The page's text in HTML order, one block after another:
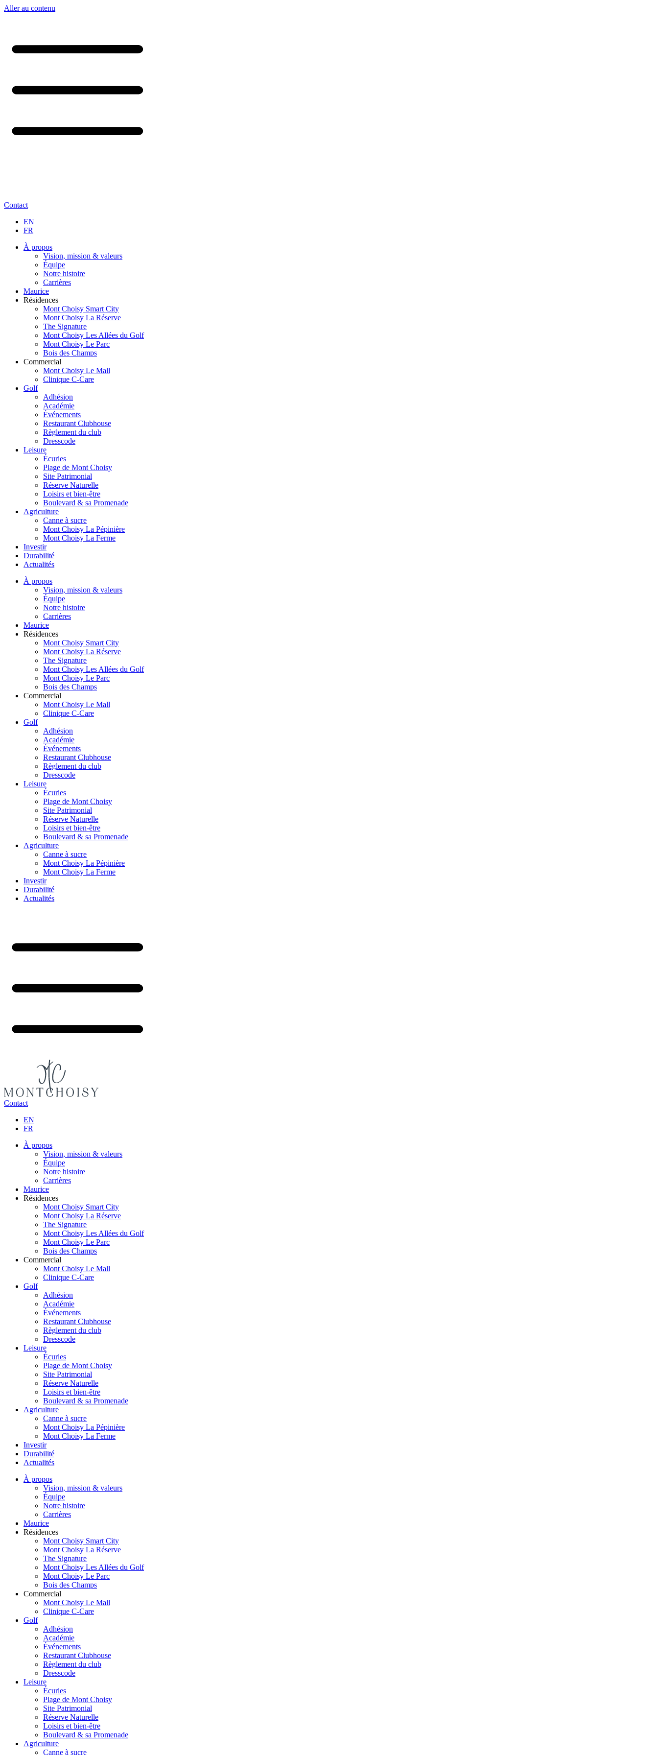
Aller au contenu
Contact
EN
FR
À propos
Vision, mission & valeurs
Équipe
Notre histoire
Carrières
Maurice
Résidences
Mont Choisy Smart City
Mont Choisy La Réserve
The Signature
Mont Choisy Les Allées du Golf
Mont Choisy Le Parc
Bois des Champs
Commercial
Mont Choisy Le Mall
Clinique C-Care
Golf
Adhésion
Académie
Événements
Restaurant Clubhouse
Règlement du club
Dresscode
Leisure
Écuries
Plage de Mont Choisy
Site Patrimonial
Réserve Naturelle
Loisirs et bien-être
Boulevard & sa Promenade
Agriculture
Canne à sucre
Mont Choisy La Pépinière
Mont Choisy La Ferme
Investir
Durabilité
Actualités
À propos
Vision, mission & valeurs
Équipe
Notre histoire
Carrières
Maurice
Résidences
Mont Choisy Smart City
Mont Choisy La Réserve
The Signature
Mont Choisy Les Allées du Golf
Mont Choisy Le Parc
Bois des Champs
Commercial
Mont Choisy Le Mall
Clinique C-Care
Golf
Adhésion
Académie
Événements
Restaurant Clubhouse
Règlement du club
Dresscode
Leisure
Écuries
Plage de Mont Choisy
Site Patrimonial
Réserve Naturelle
Loisirs et bien-être
Boulevard & sa Promenade
Agriculture
Canne à sucre
Mont Choisy La Pépinière
Mont Choisy La Ferme
Investir
Durabilité
Actualités
Contact
EN
FR
À propos
Vision, mission & valeurs
Équipe
Notre histoire
Carrières
Maurice
Résidences
Mont Choisy Smart City
Mont Choisy La Réserve
The Signature
Mont Choisy Les Allées du Golf
Mont Choisy Le Parc
Bois des Champs
Commercial
Mont Choisy Le Mall
Clinique C-Care
Golf
Adhésion
Académie
Événements
Restaurant Clubhouse
Règlement du club
Dresscode
Leisure
Écuries
Plage de Mont Choisy
Site Patrimonial
Réserve Naturelle
Loisirs et bien-être
Boulevard & sa Promenade
Agriculture
Canne à sucre
Mont Choisy La Pépinière
Mont Choisy La Ferme
Investir
Durabilité
Actualités
À propos
Vision, mission & valeurs
Équipe
Notre histoire
Carrières
Maurice
Résidences
Mont Choisy Smart City
Mont Choisy La Réserve
The Signature
Mont Choisy Les Allées du Golf
Mont Choisy Le Parc
Bois des Champs
Commercial
Mont Choisy Le Mall
Clinique C-Care
Golf
Adhésion
Académie
Événements
Restaurant Clubhouse
Règlement du club
Dresscode
Leisure
Écuries
Plage de Mont Choisy
Site Patrimonial
Réserve Naturelle
Loisirs et bien-être
Boulevard & sa Promenade
Agriculture
Canne à sucre